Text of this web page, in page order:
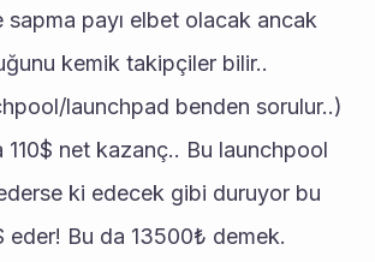
sapma payı elbet olacak ancak
kemik takipçiler bilir..
launchpad benden sorulur..)
110$ net kazanç.. Bu launchpool
ki edecek gibi duruyor bu
eder! Bu da 13500₺ demek.